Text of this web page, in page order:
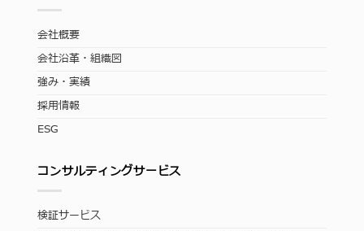
会社概要
会社沿革・組織図
強み・実績
採用情報
ESG
コンサルティングサービス
検証サービス